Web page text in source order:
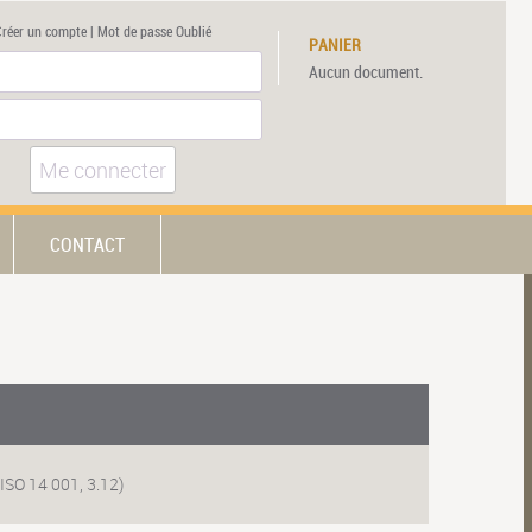
un compte| Mot de passe Oublié
Me connecter
PANIER
Aucun document.
CONTACT
14 001, 3.12)